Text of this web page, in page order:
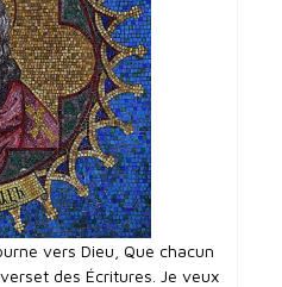
vers Dieu, Que chacun
des Écritures. Je veux